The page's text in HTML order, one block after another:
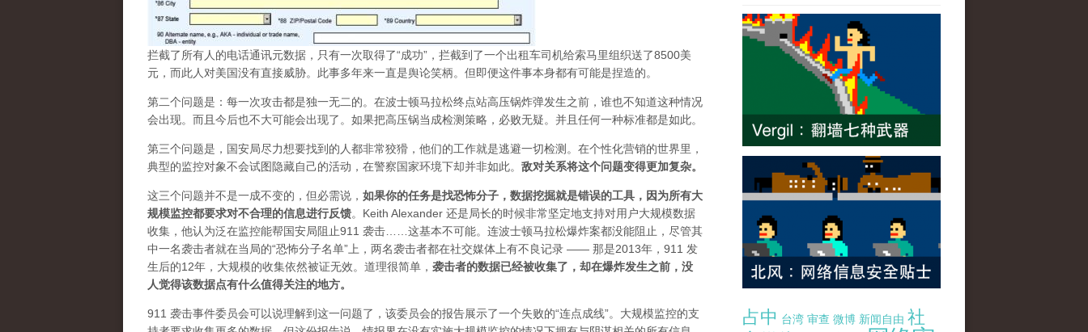
拦截了所有人的电话通讯元数据，只有一次取得了“成功”，拦截到了一个出租车司机给索马里组织送了8500美
元，而此人对美国没有直接威胁。此事多年来一直是舆论笑柄。但即便这件事本身都有可能是捏造的。
第二个问题是：每一次攻击都是独一无二的。在波士顿马拉松终点站高压锅炸弹发生之前，谁也不知道这种情况
会出现。而且今后也不大可能会出现了。如果把高压锅当成检测策略，必败无疑。并且任何一种标准都是如此。
第三个问题是，国安局尽力想要找到的人都非常狡猾，他们的工作就是逃避一切检测。在个性化营销的世界里，
典型的监控对象不会试图隐藏自己的活动，在警察国家环境下却并非如此。 敌对关系将这个问题变得更加复杂。
这三个问题并不是一成不变的，但必需说， 如果你的任务是找恐怖分子，数据挖掘就是错误的工具，因为所有大
规模监控都要求对不合理的信息进行反馈。 Keith Alexander 还是局长的时候非常坚定地支持对用户大规模数据
收集，他认为泛在监控能帮国安局阻止911 袭击……这基本不可能。连波士顿马拉松爆炸案都没能阻止，尽管其
中一名袭击者就在当局的“恐怖分子名单”上，两名袭击者都在社交媒体上有不良记录 —— 那是2013年，911 发
生后的12年，大规模的收集依然被证无效。道理很简单， 袭击者的数据已经被收集了，却在爆炸发生之前，没
人觉得该数据点有什么值得关注的地方。
911 袭击事件委员会可以说理解到这一问题了，该委员会的报告展示了一个失败的“连点成线”。大规模监控的支
占中 台湾 审查 微博 新闻自由 社